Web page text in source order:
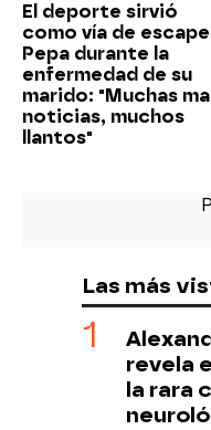
El deporte sirvió
como vía de
Pepa durante la
enfermedad de su
marido: "Muchas
noticias, muchos
llantos"
Las más
revela
la rara